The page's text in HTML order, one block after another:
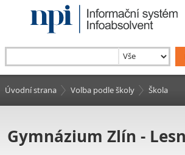
Úvodní strana Volba podle školy Škola
Gymnázium Zlín -